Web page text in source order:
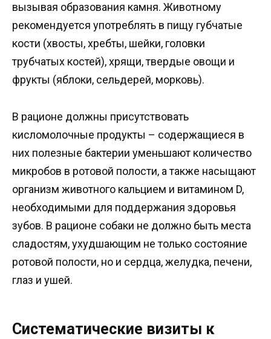
вызывая образования камня. Животному
рекомендуется употреблять в пищу губчатые
кости (хвосты, хребты, шейки, головки
трубчатых костей), хрящи, твердые овощи и
фрукты (яблоки, сельдерей, морковь).
В рационе должны присутствовать
кисломолочные продукты – содержащиеся в
них полезные бактерии уменьшают количество
микробов в ротовой полости, а также насыщают
организм животного кальцием и витамином D,
необходимыми для поддержания здоровья
зубов. В рационе собаки не должно быть места
сладостям, ухудшающим не только состояние
ротовой полости, но и сердца, желудка, печени,
глаз и ушей.
Систематические визиты к